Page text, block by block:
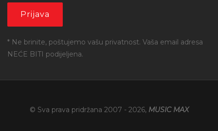
* Ne brinite, poštujemo vašu privatnost. Vaša email adresa
NEĆE BITI podijeljena.
© Sva prava pridržana 2007 - 2026, MUSIC MAX